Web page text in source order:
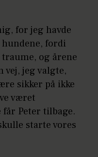
for jeg havde
fordi
og årene
vej, jeg valgte,
sikker på ikke
været
Peter tilbage.
starte vores